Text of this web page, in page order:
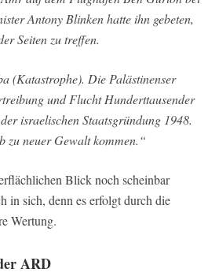
Antony Blinken hatte ihn gebeten,
Seiten zu treffen.
(Katastrophe). Die Palästinenser
und Flucht Hunderttausender
israelischen Staatsgründung 1948.
zu neuer Gewalt kommen.“
Blick noch scheinbar
in sich, denn es erfolgt durch die
Wertung.
ARD